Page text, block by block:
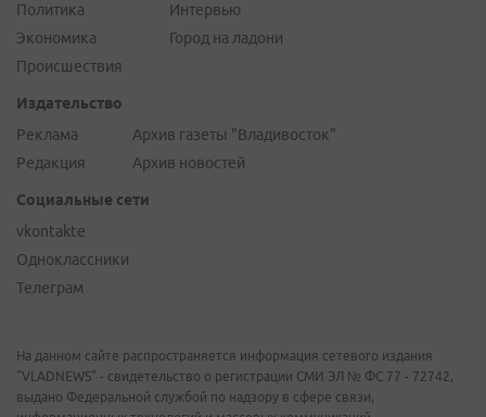
Политика
Экономика
Происшествия
Интервью
Город на ладони
Издательство
Реклама
Редакция
Архив газеты "Владивосток"
Архив новостей
Социальные сети
vkontakte
Одноклассники
Телеграм
На данном сайте распространяется информация сетевого издания
"VLADNEWS" - свидетельство о регистрации СМИ ЭЛ № ФС 77 - 72742,
выдано Федеральной службой по надзору в сфере связи,